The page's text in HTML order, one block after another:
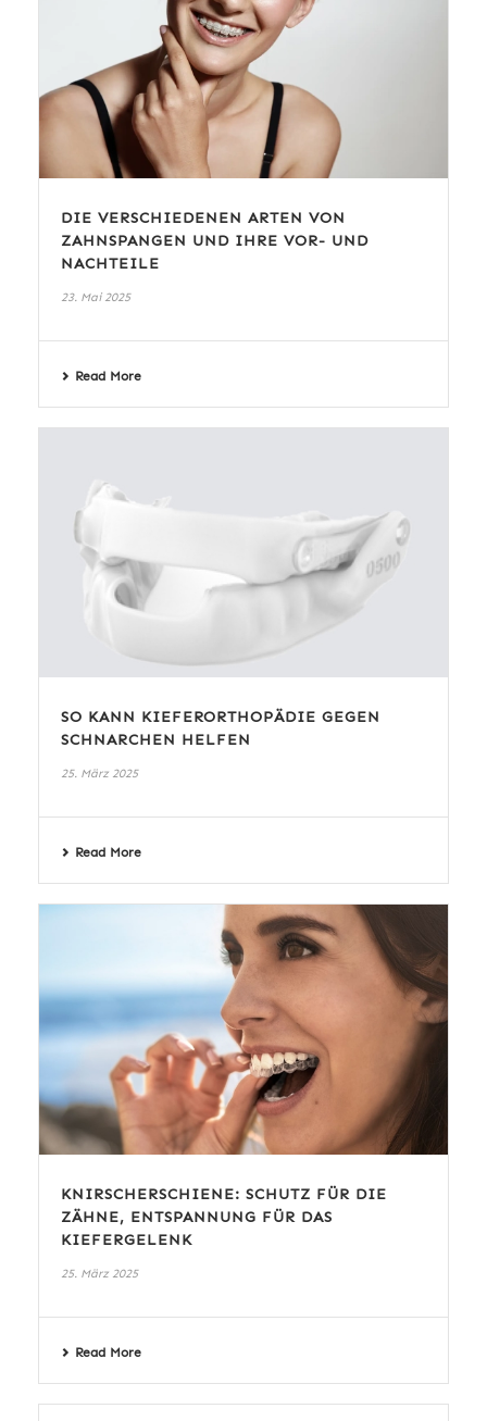
DIE VERSCHIEDENEN ARTEN VON
ZAHNSPANGEN UND IHRE VOR- UND
NACHTEILE
23. Mai 2025
Read More
SO KANN KIEFERORTHOPÄDIE GEGEN
SCHNARCHEN HELFEN
25. März 2025
Read More
KNIRSCHERSCHIENE: SCHUTZ FÜR DIE
ZÄHNE, ENTSPANNUNG FÜR DAS
KIEFERGELENK
25. März 2025
Read More